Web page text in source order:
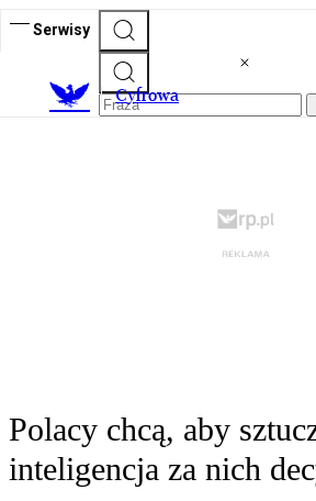
Serwisy
Cyfrowa
Polacy chcą, aby
inteligencja za nich